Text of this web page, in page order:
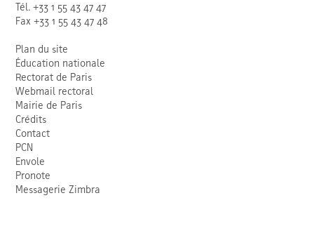
Tél. +33 1 55 43 47 47
Fax +33 1 55 43 47 48
Plan du site
Éducation nationale
Rectorat de Paris
Webmail rectoral
Mairie de Paris
Crédits
Contact
PCN
Envole
Pronote
Messagerie Zimbra